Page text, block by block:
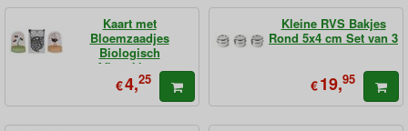
Kaart met
Bloemzaadjes
Biologisch
Afbreekbaar
€4,25
Kleine RVS Bakjes
Rond 5x4 cm Set van 3
€19,95